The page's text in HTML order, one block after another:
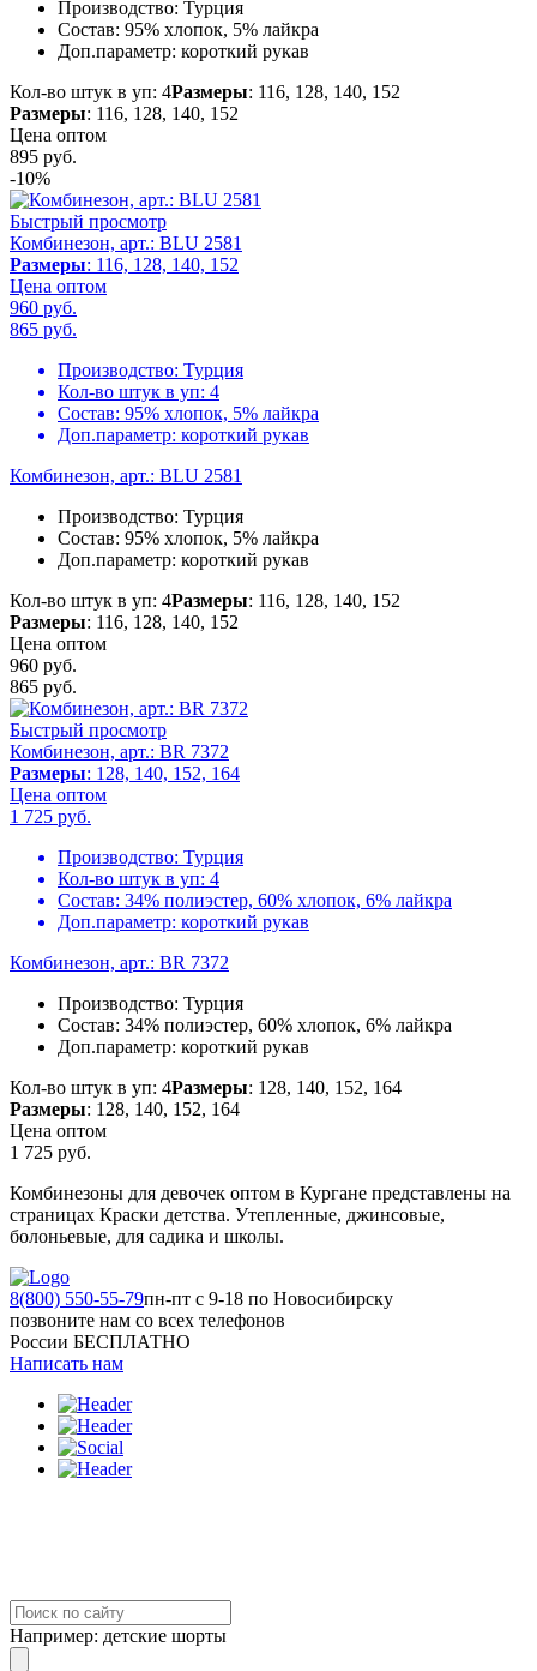
Производство: Турция
Состав: 95% хлопок, 5% лайкра
Доп.параметр: короткий рукав
Кол-во штук в уп: 4Размеры: 116, 128, 140, 152
Размеры: 116, 128, 140, 152
Цена оптом
895 руб.
-10%
Быстрый просмотр
Комбинезон, арт.: BLU 2581
Размеры: 116, 128, 140, 152
Цена оптом
960 руб.
865 руб.
Производство: Турция
Кол-во штук в уп: 4
Состав: 95% хлопок, 5% лайкра
Доп.параметр: короткий рукав
Комбинезон, арт.: BLU 2581
Производство: Турция
Состав: 95% хлопок, 5% лайкра
Доп.параметр: короткий рукав
Кол-во штук в уп: 4Размеры: 116, 128, 140, 152
Размеры: 116, 128, 140, 152
Цена оптом
960 руб.
865 руб.
Быстрый просмотр
Комбинезон, арт.: BR 7372
Размеры: 128, 140, 152, 164
Цена оптом
1 725 руб.
Производство: Турция
Кол-во штук в уп: 4
Состав: 34% полиэстер, 60% хлопок, 6% лайкра
Доп.параметр: короткий рукав
Комбинезон, арт.: BR 7372
Производство: Турция
Состав: 34% полиэстер, 60% хлопок, 6% лайкра
Доп.параметр: короткий рукав
Кол-во штук в уп: 4Размеры: 128, 140, 152, 164
Размеры: 128, 140, 152, 164
Цена оптом
1 725 руб.
Комбинезоны для девочек оптом в Кургане представлены на
страницах Краски детства. Утепленные, джинсовые,
болоньевые, для садика и школы.
8(800) 550-55-79пн-пт с 9-18 по Новосибирску
позвоните нам со всех телефонов
России БЕСПЛАТНО
Написать нам
Например: детские шорты